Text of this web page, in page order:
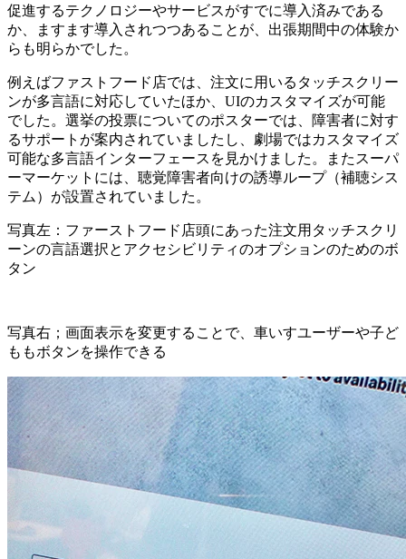
促進するテクノロジーやサービスがすでに導入済みである
か、ますます導入されつつあることが、出張期間中の体験か
らも明らかでした。
例えばファストフード店では、注文に用いるタッチスクリー
ンが多言語に対応していたほか、UIのカスタマイズが可能
でした。選挙の投票についてのポスターでは、障害者に対す
るサポートが案内されていましたし、劇場ではカスタマイズ
可能な多言語インターフェースを見かけました。またスーパ
ーマーケットには、聴覚障害者向けの誘導ループ（補聴シス
テム）が設置されていました。
写真左：ファーストフード店頭にあった注文用タッチスクリ
ーンの言語選択とアクセシビリティのオプションのためのボ
タン
写真右；画面表示を変更することで、車いすユーザーや子ど
ももボタンを操作できる